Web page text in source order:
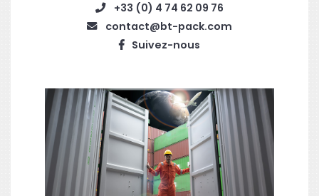
+33 (0) 4 74 62 09 76
contact@bt-pack.com
Suivez-nous